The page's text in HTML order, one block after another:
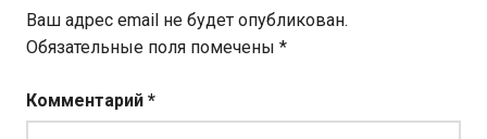
Ваш адрес email не будет опубликован.
Обязательные поля помечены *
Комментарий *